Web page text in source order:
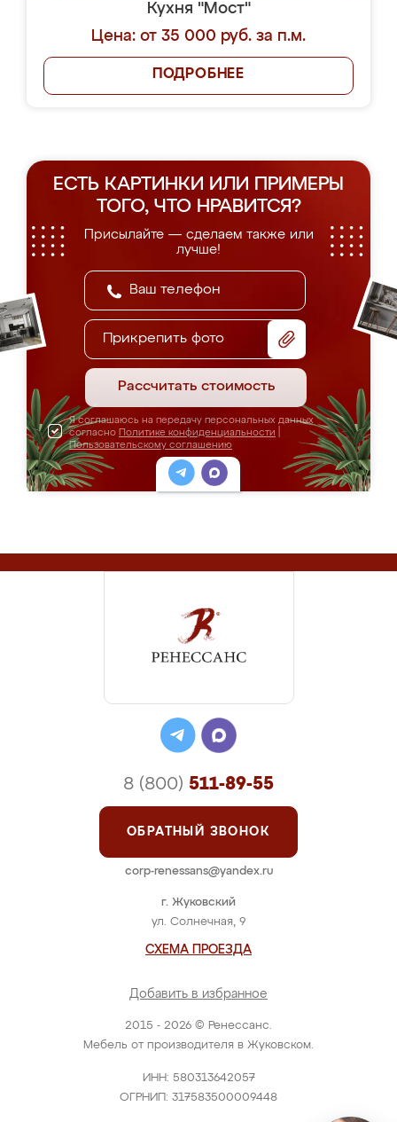
Кухня "Мост"
Цена: от 35 000 руб. за п.м.
ПОДРОБНЕЕ
ЕСТЬ КАРТИНКИ ИЛИ ПРИМЕРЫ
ТОГО, ЧТО НРАВИТСЯ?
Присылайте — сделаем также или
лучше!
Прикрепить фото
Рассчитать стоимость
Я соглашаюсь на передачу персональных данных
согласно Политике конфиденциальности
Пользовательскому соглашению
2015 - 2026 © Ренессанс.
Мебель от производителя в Жуковском.
ИНН: 580313642057
ОГРНИП: 317583500009448
г. Жуковский
ул. Солнечная, 9
СХЕМА ПРОЕЗДА
Добавить в избранное
8 (800) 511-89-55
ОБРАТНЫЙ ЗВОНОК
corp-renessans@yandex.ru